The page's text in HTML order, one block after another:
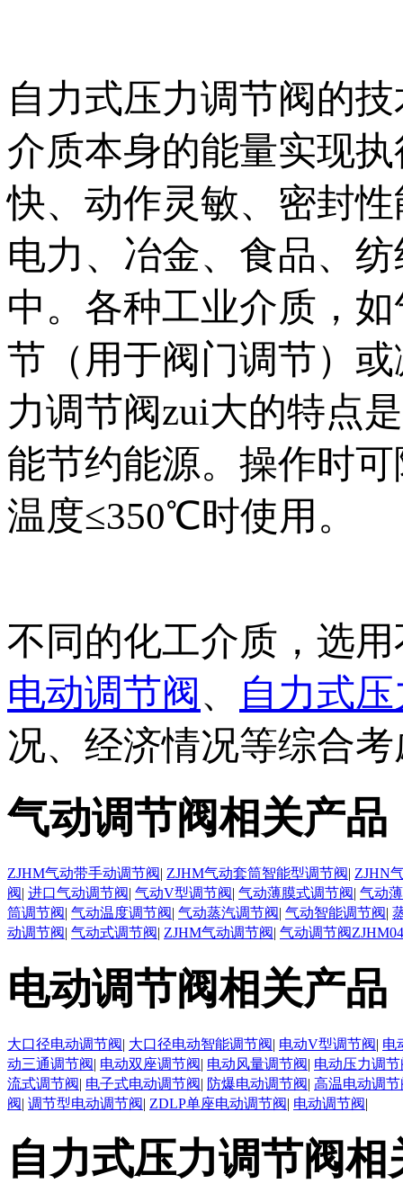
自力式压力调节阀的
介质本身的能量实现
快、动作灵敏、密封
电力、冶金、食品、
中。各种工业介质，
节（用于阀门调节）
力调节阀zui大的特点
能节约能源。操作时
温度≤350℃时使用。
不同的化工介质，选
电动调节阀、
自力式
况、经济情况等综合
气动调节阀相关产品
ZJHM气动带手动调节阀| ZJHM气动套筒智能型调节阀| ZJHN
阀| 进口气动调节阀| 气动V型调节阀| 气动薄膜式调节阀| 气动
筒调节阀| 气动温度调节阀| 气动蒸汽调节阀| 气动智能调节阀|
动调节阀| 气动式调节阀| ZJHM气动调节阀| 气动调节阀ZJHM04
电动调节阀相关产品
大口径电动调节阀| 大口径电动智能调节阀| 电动V型调节阀| 电
动三通调节阀| 电动双座调节阀| 电动风量调节阀| 电动压力调节
流式调节阀| 电子式电动调节阀| 防爆电动调节阀| 高温电动调节
阀| 调节型电动调节阀| ZDLP单座电动调节阀| 电动调节阀|
自力式压力调节阀相